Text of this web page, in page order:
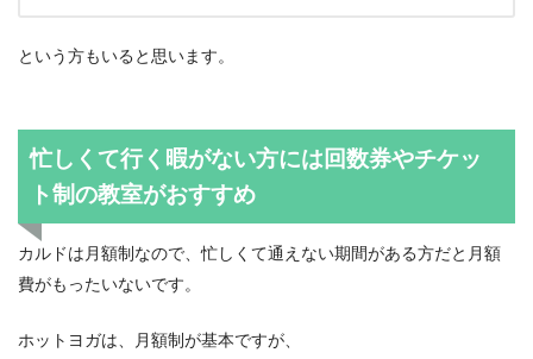
という方もいると思います。
忙しくて行く暇がない方には回数券やチケッ
ト制の教室がおすすめ
カルドは月額制なので、忙しくて通えない期間がある方だと月額
費がもったいないです。
ホットヨガは、月額制が基本ですが、